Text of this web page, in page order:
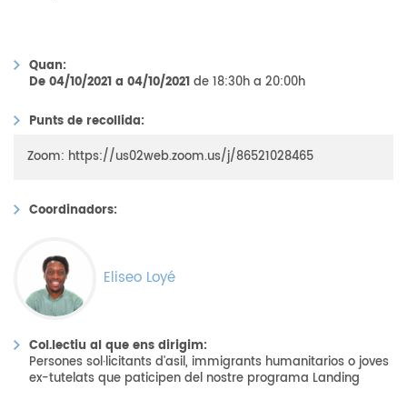
Quan:
De 04/10/2021 a 04/10/2021de 18:30h a 20:00h
Punts de recollida:
Zoom: https://us02web.zoom.us/j/86521028465
Coordinadors:
Eliseo Loyé
Col.lectiu al que ens dirigim:
Persones sol·licitants d'asil, immigrants humanitarios o joves
ex-tutelats que paticipen del nostre programa Landing